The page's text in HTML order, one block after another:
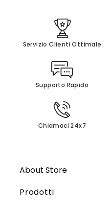
Servizio Clienti Ottimale
Supporto Rapido
Chiamaci 24x7
About Store
Prodotti